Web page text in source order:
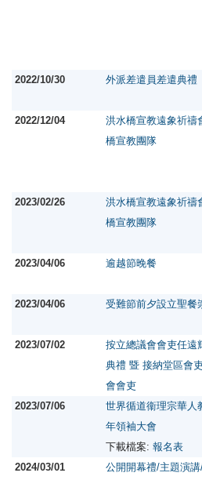
2022/10/30
外派差遣員差遣典禮
2022/12/04
洪水橋宣教遠象祈禱
橋宣教團隊
2023/02/26
洪水橋宣教遠象祈禱
橋宣教團隊
2023/04/06
逾越節晚餐
2023/04/06 受難節前夕設立聖餐
2023/07/02
按立總議會會吏任遠
典禮 暨 接納堂區會
會會吏
2023/07/06
世界循道衞理宗華人
年領袖大會
下載檔案: 報名表
2024/03/01
公開開幕禮/主題演